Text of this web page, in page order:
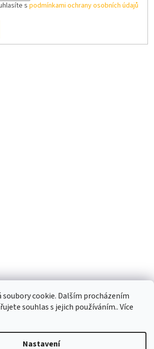
cookie. Dalším procházením
souhlas s jejich používáním.. Více
Nastavení
s podmínkami ochrany osobních údajů